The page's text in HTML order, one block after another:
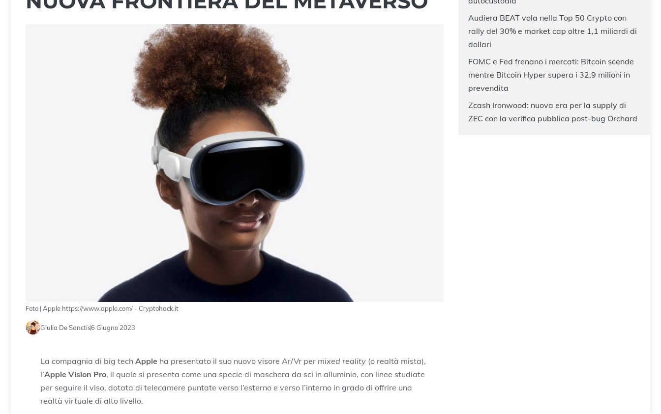
Foto | Apple https://www.apple.com/ - Cryptohack.it
Giulia De Sanctis6 Giugno 2023
La compagnia di big tech Apple ha presentato il suo nuovo visore Ar/Vr per mixed reality (o realtà mista),
l’Apple Vision Pro, il quale si presenta come una specie di maschera da sci in alluminio, con linee studiate
per seguire il viso, dotata di telecamere puntate verso l’esterno e verso l’interno in grado di offrire una
realtà virtuale di alto livello.
Audiera BEAT vola nella Top 50 Crypto con
rally del 30% e market cap oltre 1,1 miliardi di
dollari
FOMC e Fed frenano i mercati: Bitcoin scende
mentre Bitcoin Hyper supera i 32,9 milioni in
prevendita
Zcash Ironwood: nuova era per la supply di
ZEC con la verifica pubblica post-bug Orchard